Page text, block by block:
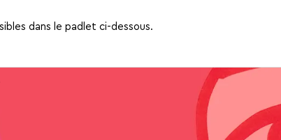
dans le padlet ci-dessous.